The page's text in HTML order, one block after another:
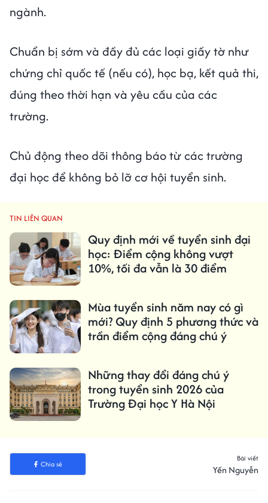
ngành.
Chuẩn bị sớm và đầy đủ các loại giấy tờ như
chứng chỉ quốc tế (nếu có), học bạ, kết quả thi,
đúng theo thời hạn và yêu cầu của các
trường.
Chủ động theo dõi thông báo từ các trường
đại học để không bỏ lỡ cơ hội tuyển sinh.
TIN LIÊN QUAN
Quy định mới về tuyển sinh đại
học: Điểm cộng không vượt
10%, tối đa vẫn là 30 điểm
Mùa tuyển sinh năm nay có gì
mới? Quy định 5 phương thức và
trần điểm cộng đáng chú ý
Những thay đổi đáng chú ý
trong tuyển sinh 2026 của
Trường Đại học Y Hà Nội
Chia sẻ
Bài viết
Yến Nguyễn